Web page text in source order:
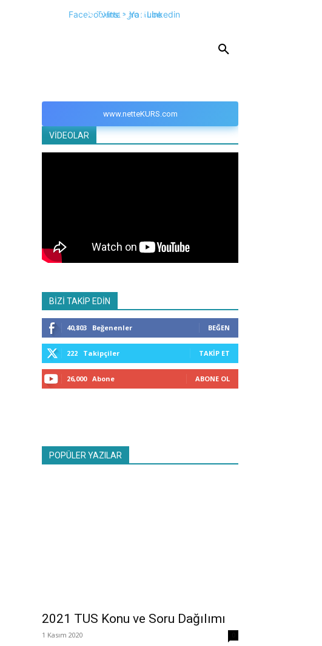
FacebookTwitter
InstagramYoutubeLinkedin
www.netteKURS.com
VİDEOLAR
BİZİ TAKİP EDİN
40,803 Beğenenler BEĞEN
222 Takipçiler TAKIP ET
26,000 Abone ABONE OL
POPÜLER YAZILAR
2021 TUS Konu ve Soru Dağılımı
1 Kasım 2020